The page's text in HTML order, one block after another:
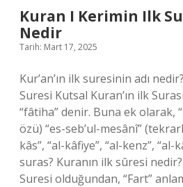
Kuran I Kerimin Ilk
Nedir
Tarih: Mart 17, 2025
Kur’an’ın ilk suresinin adı
Suresi Kutsal Kuran’ın ilk
“fâtiha” denir. Buna ek olarak,
özü) “es-seb’ul-mesânî”
kâs”, “al-kâfiye”, “al-kenz”, “al-
suras? Kuranın ilk sûresi nedir?
Suresi olduğundan, “Fart”